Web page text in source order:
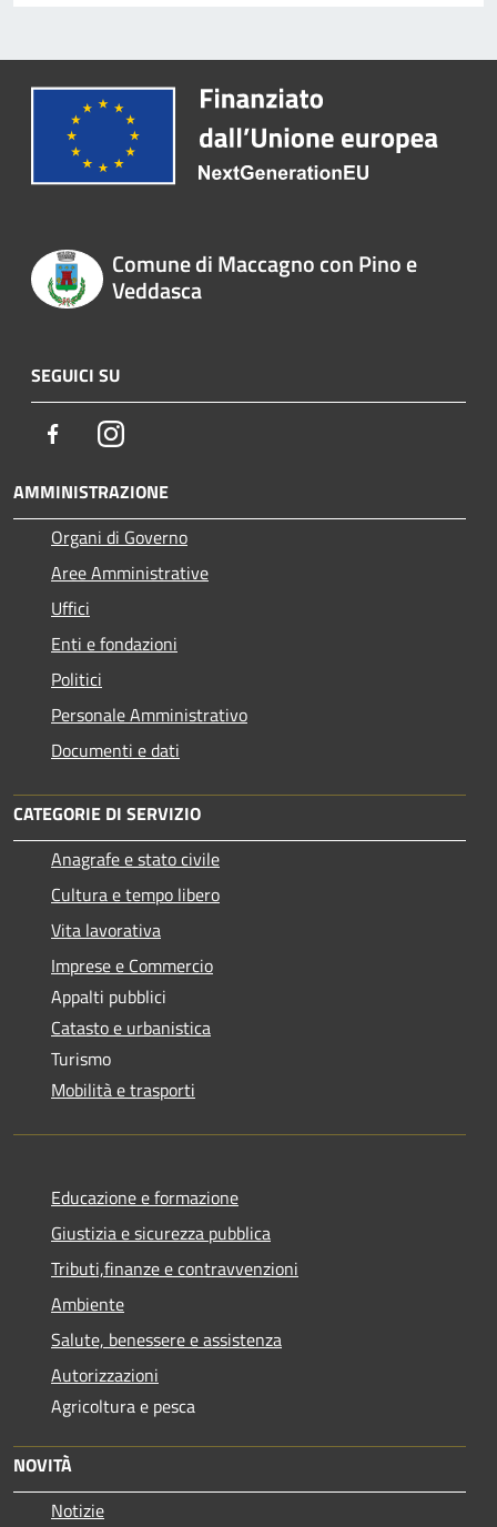
Comune di Maccagno con Pino e
Veddasca
SEGUICI SU
FacebookInstagram
AMMINISTRAZIONE
Organi di Governo
Aree Amministrative
Uffici
Enti e fondazioni
Politici
Personale Amministrativo
Documenti e dati
CATEGORIE DI SERVIZIO
Anagrafe e stato civile
Cultura e tempo libero
Vita lavorativa
Imprese e Commercio
Appalti pubblici
Catasto e urbanistica
Turismo
Mobilità e trasporti
Educazione e formazione
Giustizia e sicurezza pubblica
Tributi,finanze e contravvenzioni
Ambiente
Salute, benessere e assistenza
Autorizzazioni
Agricoltura e pesca
NOVITÀ
Notizie